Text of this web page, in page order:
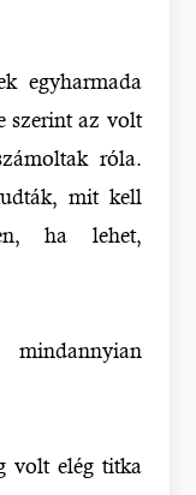
egyharmada
szerint az volt
róla.
mit kell
ha lehet,
volt elég titka